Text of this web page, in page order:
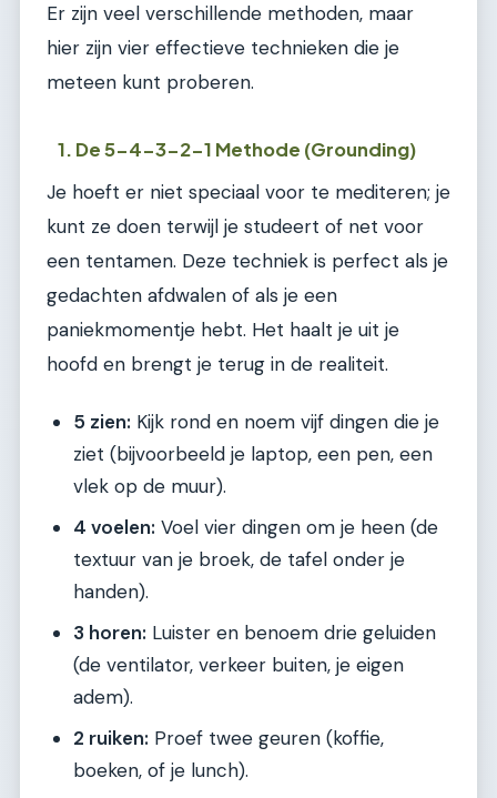
Er zijn veel verschillende methoden, maar
hier zijn vier effectieve technieken die je
meteen kunt proberen.
1. De 5-4-3-2-1 Methode (Grounding)
Je hoeft er niet speciaal voor te mediteren; je
kunt ze doen terwijl je studeert of net voor
een tentamen. Deze techniek is perfect als je
gedachten afdwalen of als je een
paniekmomentje hebt. Het haalt je uit je
hoofd en brengt je terug in de realiteit.
5 zien: Kijk rond en noem vijf dingen die je
ziet (bijvoorbeeld je laptop, een pen, een
vlek op de muur).
4 voelen: Voel vier dingen om je heen (de
textuur van je broek, de tafel onder je
handen).
3 horen: Luister en benoem drie geluiden
(de ventilator, verkeer buiten, je eigen
adem).
2 ruiken: Proef twee geuren (koffie,
boeken, of je lunch).